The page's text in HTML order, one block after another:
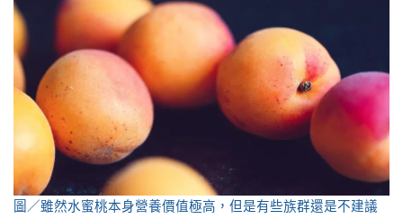
圖／雖然水蜜桃本身營養價值極高，但是有些族群還是不建議